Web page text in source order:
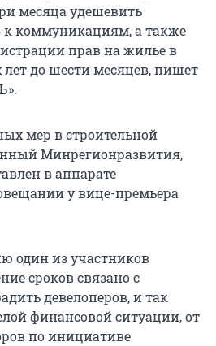
месяца удешевить
коммуникациям, а также
прав на жилье в
лет до шести месяцев, пишет
мер в строительной
Минрегионразвития,
в аппарате
у вице-премьера
один из участников
сроков связано с
девелоперов, и так
финансовой ситуации, от
по инициативе